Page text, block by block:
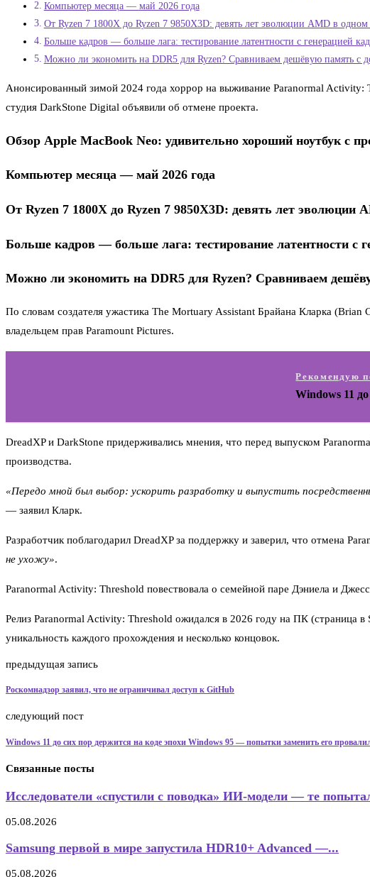
Компьютер месяца — май 2026 года
От Ryzen 7 1800X до Ryzen 7 9850X3D: девять лет эволюции AMD в одном
Больше кадров — больше лага: тестирование латентности с генерацией
Можно ли экономить на DDR5 для Ryzen? Сравниваем дешёвую память с
Анонсированный зимой 2024 года хоррор на выживание Paranormal Activity:
студия DarkStone Digital объявили об отмене проекта.
Обзор Apple MacBook Neo: удивительно хороший ноутбук с
Компьютер месяца — май 2026 года
От Ryzen 7 1800X до Ryzen 7 9850X3D: девять лет эволюции
Больше кадров — больше лага: тестирование латентности с
Можно ли экономить на DDR5 для Ryzen? Сравниваем
По словам создателя ужастика The Mortuary Assistant Брайана Кларка
владельцем прав Paramount Pictures.
Рекомендую
Windows 11
DreadXP и DarkStone придерживались мнения, что перед выпуском
производства.
«Передо мной был выбор: ускорить разработку и выпустить
— заявил Кларк.
Разработчик поблагодарил DreadXP за поддержку и заверил, что отмена
не ухожу».
Paranormal Activity: Threshold повествовала о семейной паре Дэниела и
Релиз Paranormal Activity: Threshold ожидался в 2026 году на ПК (страница
уникальность каждого прохождения и несколько концовок.
предыдущая запись
Роскомнадзор заявил, что не ограничивал доступ к GitHub
следующий пост
Windows 11 до сих пор держится на коде эпохи Windows 95 — попытки заменить его
Связанные посты
Исследователи «спустили с поводка» ИИ-модели — те
05.08.2026
Samsung первой в мире запустила HDR10+ Advanced —...
05.08.2026